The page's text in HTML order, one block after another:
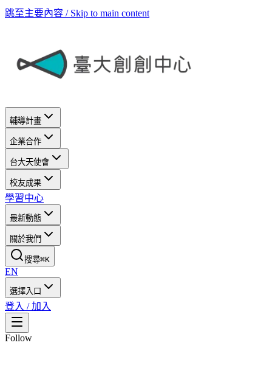
跳至主要內容 / Skip to main content
輔導計畫
企業合作
台大天使會
校友成果
學習中心
最新動態
關於我們
搜尋⌘K
EN
選擇入口
登入 / 加入
Follow